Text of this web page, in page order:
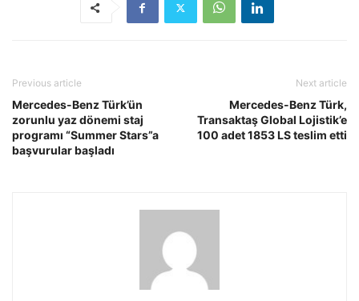
Previous article
Mercedes-Benz Türk’ün
zorunlu yaz dönemi staj
programı “Summer Stars”a
başvurular başladı
Next article
Mercedes-Benz Türk,
Transaktaş Global Lojistik’e
100 adet 1853 LS teslim etti